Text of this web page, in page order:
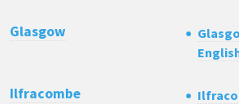
Glasgow
Ilfracombe